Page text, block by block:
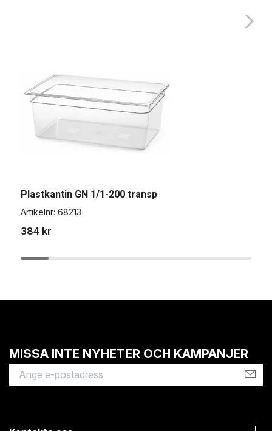
Plastkantin GN 1/1-200 transp
Artikelnr: 68213
384 kr
MISSA INTE NYHETER OCH KAMPANJER